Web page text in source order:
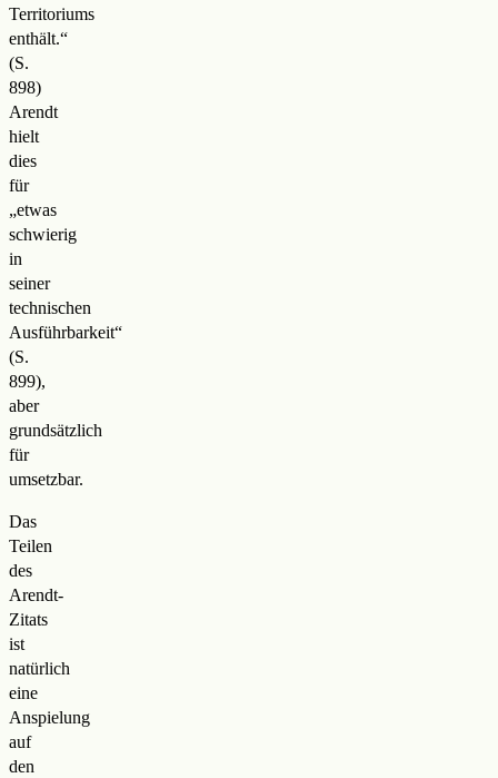
Territoriums
enthält.“
(S.
898)
Arendt
hielt
dies
für
„etwas
schwierig
in
seiner
technischen
Ausführbarkeit“
(S.
899),
aber
grundsätzlich
für
umsetzbar.
Das
Teilen
des
Arendt-
Zitats
ist
natürlich
eine
Anspielung
auf
den